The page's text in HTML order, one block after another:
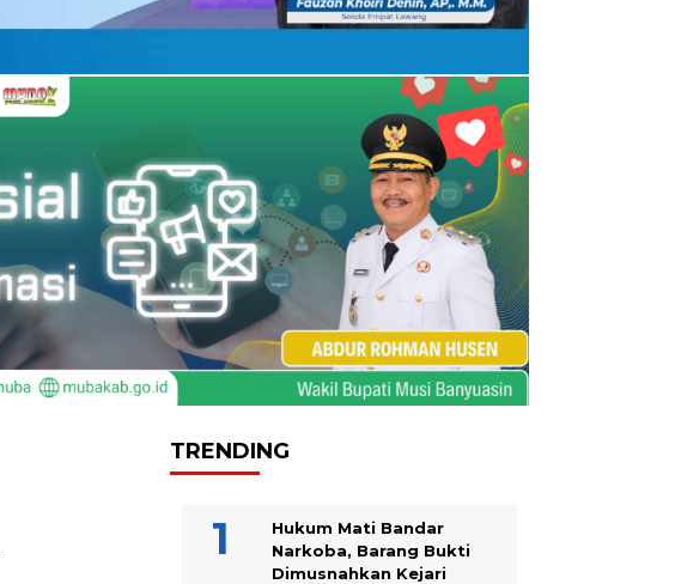
TRENDING
Hukum Mati Bandar
Narkoba, Barang Bukti
Dimusnahkan Kejari